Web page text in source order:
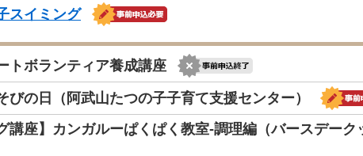
スイミング
トボランティア養成講座
びの日（阿武山たつの子子育て支援センター）
講座】カンガルーぱくぱく教室-調理編（バースデー